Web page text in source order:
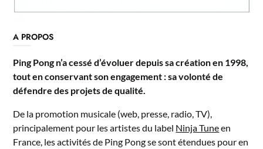
A PROPOS
Ping Pong n’a cessé d’évoluer depuis sa création en 1998,
tout en conservant son engagement : sa volonté de
défendre des projets de qualité.
De la promotion musicale (web, presse, radio, TV),
principalement pour les artistes du label Ninja Tuneen
France, les activités de Ping Pong se sont étendues pour en